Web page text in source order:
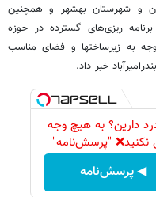
و شهرستان بهشهر و همچنین
ریزی‌های گسترده در حوزه
به زیرساختها و فضای مناسب
خبر داد.
درد دارین؟ به هیچ وجه
نکنید❌ "پرسش‌نامه"
◀ پرسش‌نامه